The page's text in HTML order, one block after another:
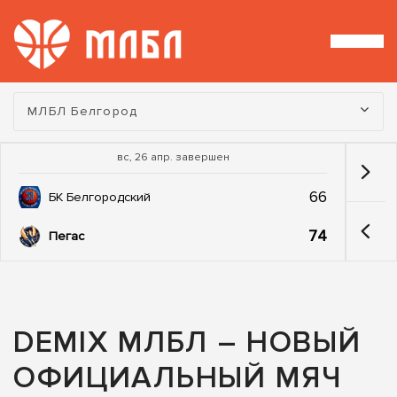
Турнир:
МЛБЛ Белгород
вс, 26 апр. завершен
БК Белгородский 66
Пегас 74
DEMIX МЛБЛ – НОВЫЙ
ОФИЦИАЛЬНЫЙ МЯЧ